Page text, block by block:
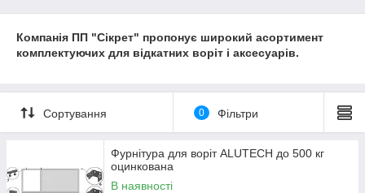
Компанія ПП "Сікрет" пропонує широкий асортимент
комплектуючих для відкатних воріт і аксесуарів.
Сортування 0 Фільтри
Фурнітура для воріт ALUTECH до 500 кг
оцинкована
В наявності